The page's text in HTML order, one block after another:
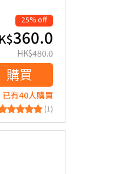
25% off
360.0
HK$480.0
購買
已有40人購買
(1)